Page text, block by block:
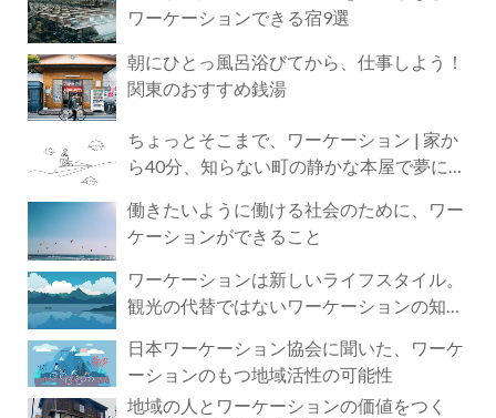
ワーケーションできる宿9選
朝にひとっ風呂浴びてから、仕事しよう！
関東のおすすめ銭湯
ちょっとそこまで、ワーケーション | 家か
ら40分、知らない町の静かな本屋で夢に近
働きたいように働ける社会のために、ワー
ケーションができること
ワーケーションは新しいライフスタイル。
観光の代替ではないワーケーションの知ら
日本ワーケーション協会に聞いた、ワーケ
ーションのもつ地域活性の可能性
地域の人とワーケーションの価値をつく